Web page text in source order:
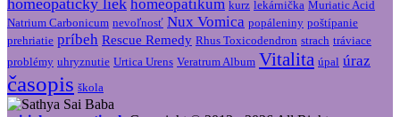
homeopatický liek homeopatikum kurz lekárnička Muriatic Acid
Natrium Carbonicum nevoľnosť Nux Vomica popáleniny poštípanie
prehriatie príbeh Rescue Remedy Rhus Toxicodendron strach tráviace
problémy uhryznutie Urtica Urens Veratrum Album Vitalita úpal úraz
časopis škola